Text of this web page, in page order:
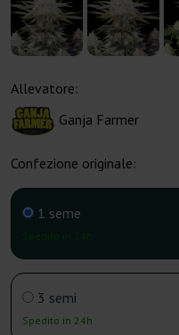
Allevatore:
Ganja Farmer
Confezione originale:
1 seme
3 semi
Spedito in 24h